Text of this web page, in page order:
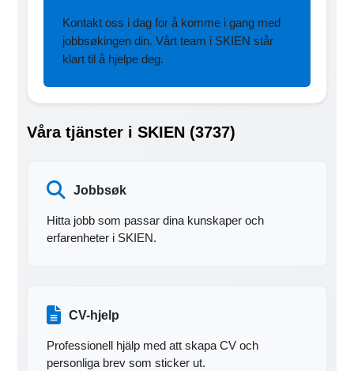
Kontakt oss i dag for å komme i gang med
jobbsøkingen din. Vårt team i SKIEN står
klart til å hjelpe deg.
Våra tjänster i SKIEN (3737)
Jobbsøk
Hitta jobb som passar dina kunskaper och
erfarenheter i SKIEN.
CV-hjelp
Professionell hjälp med att skapa CV och
personliga brev som sticker ut.